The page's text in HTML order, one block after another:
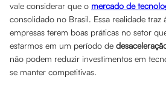
vale considerar que o mercado de
consolidado no Brasil. Essa realidade traz
empresas terem boas práticas no setor
estarmos em um período de
não podem reduzir investimentos em
se manter competitivas.